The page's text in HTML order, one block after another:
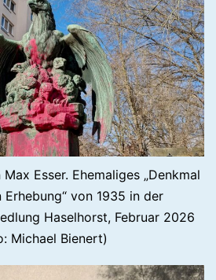
Esser. Ehemaliges „Denkmal
von 1935 in der
Haselhorst, Februar 2026
Michael Bienert)